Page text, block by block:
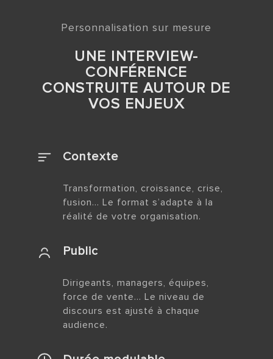
Personnalisation sur mesure
UNE INTERVIEW-
CONFÉRENCE
CONSTRUITE AUTOUR DE
VOS ENJEUX
Contexte
Transformation, croissance, crise,
fusion… Le format s’adapte à la
réalité de votre organisation.
Public
Dirigeants, managers, équipes,
force de vente… Le niveau de
discours est ajusté à chaque
audience.